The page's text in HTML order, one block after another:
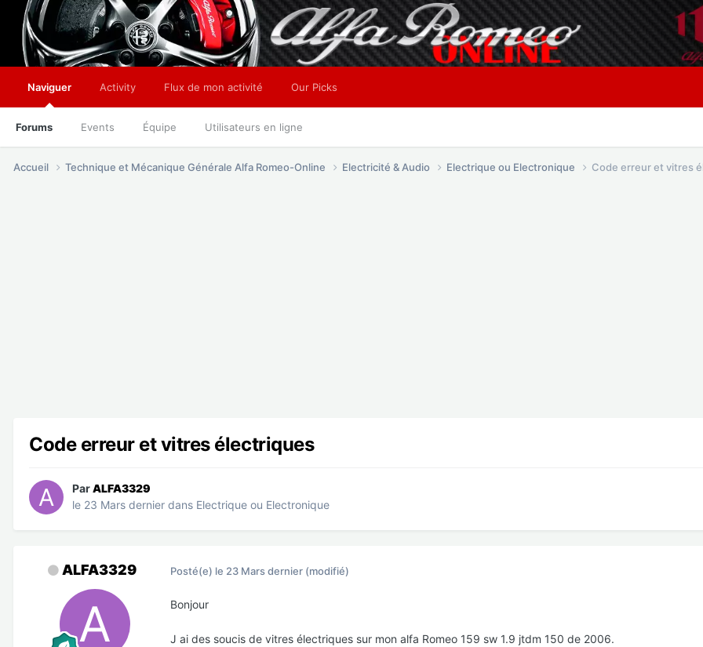
Naviguer
Forums Events Équipe Utilisateurs en ligne
Activity Flux de mon activité Our Picks
Accueil Technique et Mécanique Générale Alfa Romeo-Online Electricité & Audio Electrique ou Electronique Code erreur et vitres
Code erreur et vitres électriques
ParALFA3329
le 23 Mars dernier dans Electrique ou Electronique
ALFA3329 Posté(e) le 23 Mars dernier (modifié)
Bonjour
J ai des soucis de vitres électriques sur mon alfa Romeo 159 sw 1.9 jtdm 150 de 2006.